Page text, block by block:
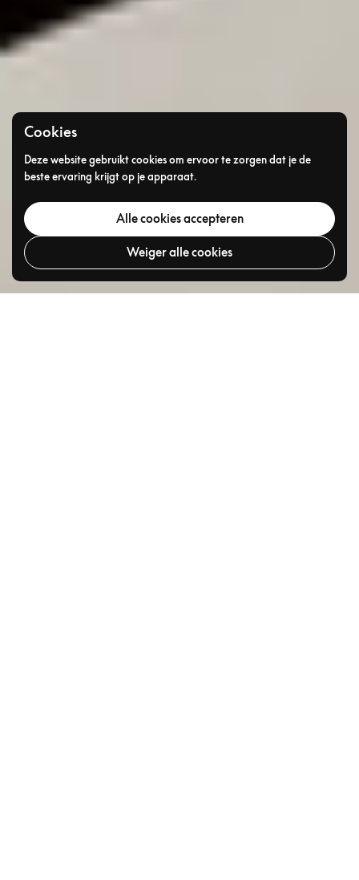
Cookies
Deze website gebruikt cookies om ervoor te zorgen dat je de
beste ervaring krijgt op je apparaat.
Alle cookies accepteren
Weiger alle cookies